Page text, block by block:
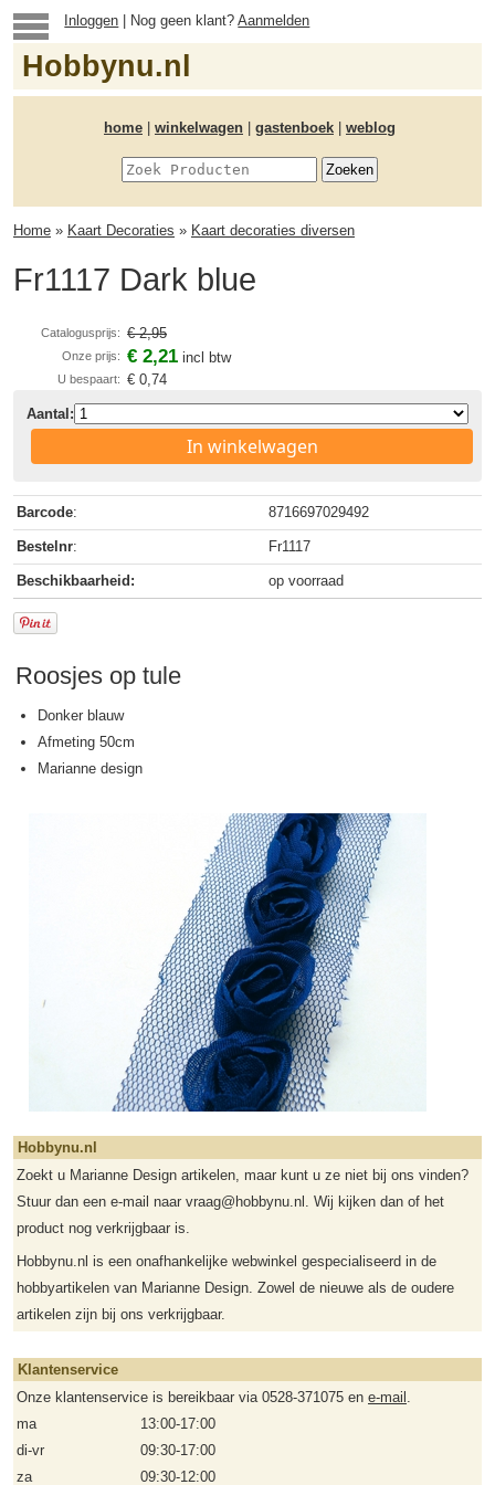
Inloggen | Nog geen klant?Aanmelden
Hobbynu.nl
home winkelwagen gastenboek weblog
Home » Kaart Decoraties » Kaart decoraties diversen
Fr1117 Dark blue
Catalogusprijs: € 2,95
Onze prijs: € 2,21 incl btw
U bespaart: € 0,74
Aantal:
In winkelwagen
Barcode: 8716697029492
Bestelnr: Fr1117
Beschikbaarheid: op voorraad
Roosjes op tule
Donker blauw
Afmeting 50cm
Marianne design
Hobbynu.nl
Zoekt u Marianne Design artikelen, maar kunt u ze niet bij ons vinden?
Stuur dan een e-mail naar vraag@hobbynu.nl. Wij kijken dan of het
product nog verkrijgbaar is.
Hobbynu.nl is een onafhankelijke webwinkel gespecialiseerd in de
hobbyartikelen van Marianne Design. Zowel de nieuwe als de oudere
artikelen zijn bij ons verkrijgbaar.
Klantenservice
Onze klantenservice is bereikbaar via 0528-371075 en e-mail .
ma
13:00-17:00
di-vr
09:30-17:00
za
09:30-12:00